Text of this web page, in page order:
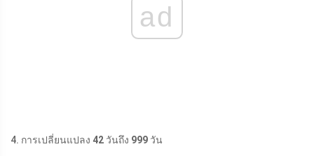
ad
4. การเปลี่ยนแปลง 42 วันถึง 999 วัน